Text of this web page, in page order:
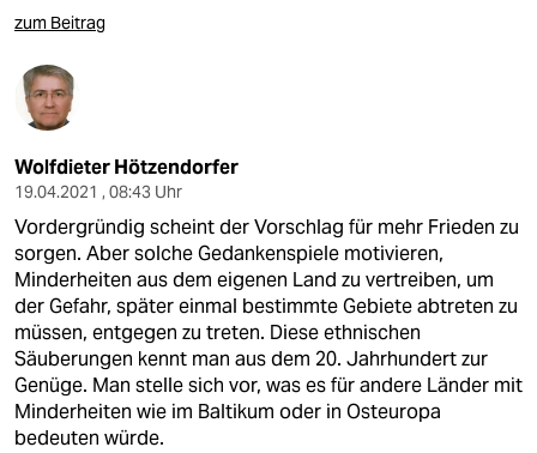
zum Beitrag
Wolfdieter Hötzendorfer
19.04.2021 , 08:43 Uhr
Vordergründig scheint der Vorschlag für mehr Frieden zu
sorgen. Aber solche Gedankenspiele motivieren,
Minderheiten aus dem eigenen Land zu vertreiben, um
der Gefahr, später einmal bestimmte Gebiete abtreten zu
müssen, entgegen zu treten. Diese ethnischen
Säuberungen kennt man aus dem 20. Jahrhundert zur
Genüge. Man stelle sich vor, was es für andere Länder mit
Minderheiten wie im Baltikum oder in Osteuropa
bedeuten würde.